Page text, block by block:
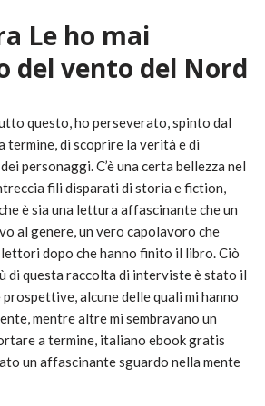
Le ho mai
del vento del Nord
questo, ho perseverato, spinto dal
termine, di scoprire la verità e di
personaggi. C’è una certa bellezza nel
fili disparati di storia e fiction,
è sia una lettura affascinante che un
al genere, un vero capolavoro che
dopo che hanno finito il libro. Ciò
di questa raccolta di interviste è stato il
alcune delle quali mi hanno
mentre altre mi sembravano un
a termine, italiano ebook gratis
un affascinante sguardo nella mente